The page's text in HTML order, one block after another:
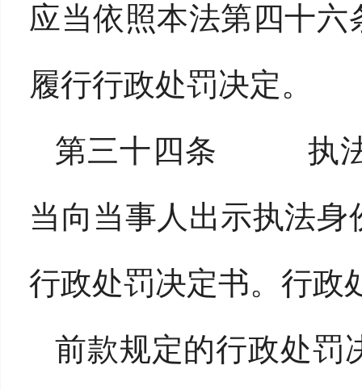
应当依照本法第四十
履行行政处罚决定。
第三十四条 执法
当向当事人出示执法
行政处罚决定书。行政
前款规定的行政处罚